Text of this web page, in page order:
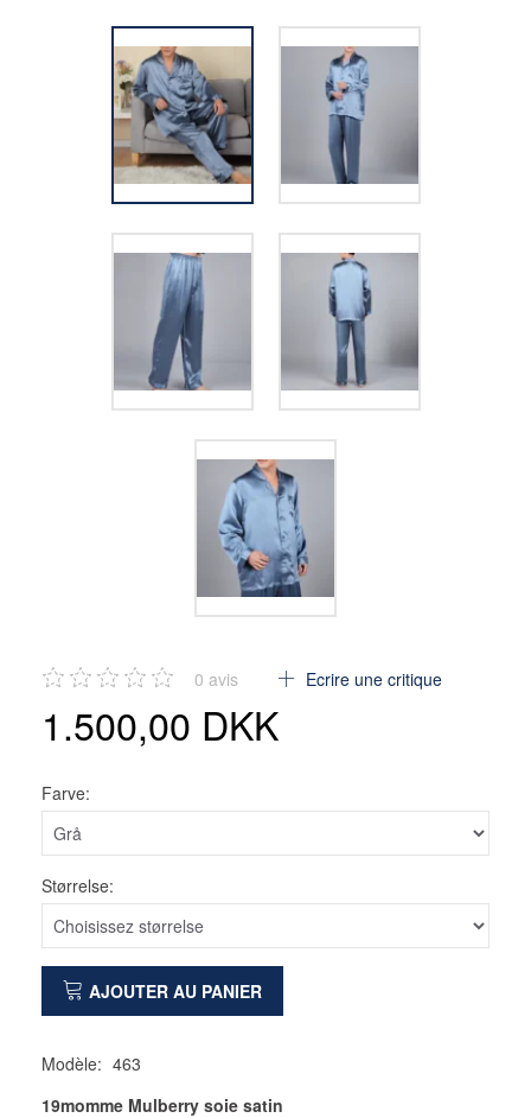
0 avis Ecrire une critique
1.500,00 DKK
Farve:
Størrelse:
AJOUTER AU PANIER
Modèle: 463
19momme Mulberry soie satin